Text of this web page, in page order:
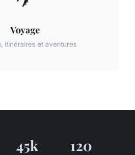
Voyage
itinéraires et aventures
45k 120